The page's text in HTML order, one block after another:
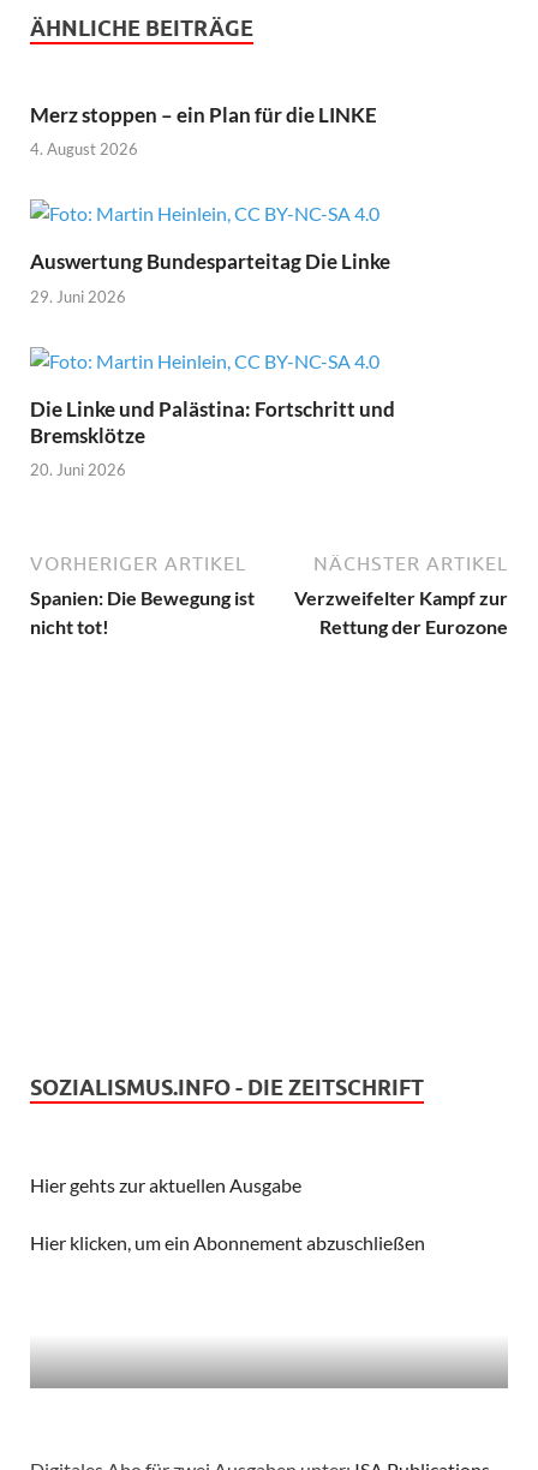
ÄHNLICHE BEITRÄGE
Merz stoppen – ein Plan für die LINKE
4. August 2026
Auswertung Bundesparteitag Die Linke
29. Juni 2026
Die Linke und Palästina: Fortschritt und
Bremsklötze
20. Juni 2026
VORHERIGER ARTIKEL
Spanien: Die Bewegung ist
nicht tot!
NÄCHSTER ARTIKEL
Verzweifelter Kampf zur
Rettung der Eurozone
SOZIALISMUS.INFO - DIE ZEITSCHRIFT
Hier gehts zur aktuellen Ausgabe
Hier klicken, um ein Abonnement abzuschließen